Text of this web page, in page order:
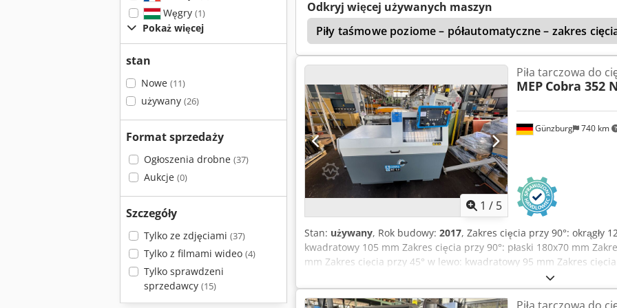
Węgry (1)
Pokaż więcej
stan
Nowe (11)
używany (26)
Format sprzedaży
Ogłoszenia drobne (37)
Aukcje (0)
Szczegóły
Tylko ze zdjęciami (37)
Tylko z filmami wideo (4)
Tylko sprawdzeni
sprzedawcy (15)
Odkryj więcej używanych maszyn
Piły taśmowe poziome – półautomatyczne – zakres
Kasto Diagonal
1 / 5
Günzburg 740 km
Piła tarczowa do
MEP Cobra 352
Stan: używany, Rok budowy: 2017, Zakres cięcia przy 90°: okrągły
kwadratowy 105 mm Zakres cięcia przy 90°: płaski 180x70 mm
mm Zakres cięcia przy 45° w lewo: kwadratowy 95 mm Zakres
Zakres cięcia przy 45° w prawo: okrągły 120 mm Credoy Ruvbopfx
kwadratowy 100 mm Zakres cięcia przy 45° w prawo: płaski 135x60
Wymiary tarczy tnącej 350x32x3,4 mm Prędkość obrotowa 1700/